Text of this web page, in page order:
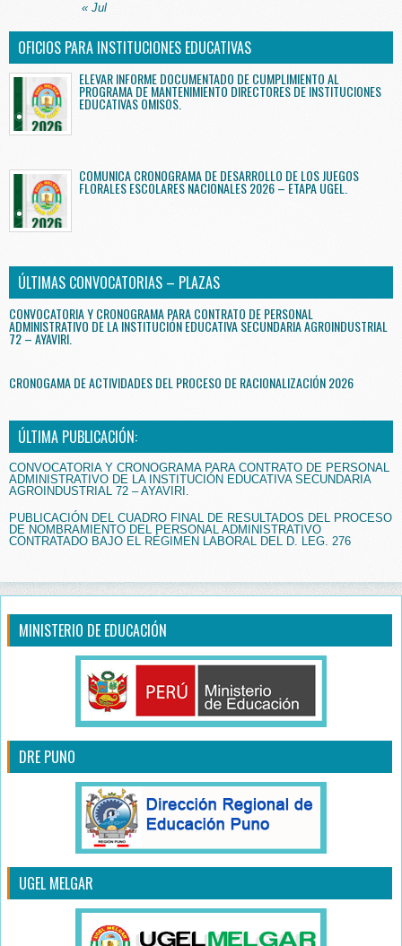
« Jul
OFICIOS PARA INSTITUCIONES EDUCATIVAS
ELEVAR INFORME DOCUMENTADO DE CUMPLIMIENTO AL
PROGRAMA DE MANTENIMIENTO DIRECTORES DE INSTITUCIONES
EDUCATIVAS OMISOS.
COMUNICA CRONOGRAMA DE DESARROLLO DE LOS JUEGOS
FLORALES ESCOLARES NACIONALES 2026 – ETAPA UGEL.
ÚLTIMAS CONVOCATORIAS – PLAZAS
CONVOCATORIA Y CRONOGRAMA PARA CONTRATO DE PERSONAL
ADMINISTRATIVO DE LA INSTITUCIÓN EDUCATIVA SECUNDARIA AGROINDUSTRIAL
72 – AYAVIRI.
CRONOGAMA DE ACTIVIDADES DEL PROCESO DE RACIONALIZACIÓN 2026
ÚLTIMA PUBLICACIÓN:
CONVOCATORIA Y CRONOGRAMA PARA CONTRATO DE PERSONAL
ADMINISTRATIVO DE LA INSTITUCIÓN EDUCATIVA SECUNDARIA
AGROINDUSTRIAL 72 – AYAVIRI.
PUBLICACIÓN DEL CUADRO FINAL DE RESULTADOS DEL PROCESO
DE NOMBRAMIENTO DEL PERSONAL ADMINISTRATIVO
CONTRATADO BAJO EL RÉGIMEN LABORAL DEL D. LEG. 276
MINISTERIO DE EDUCACIÓN
DRE PUNO
UGEL MELGAR